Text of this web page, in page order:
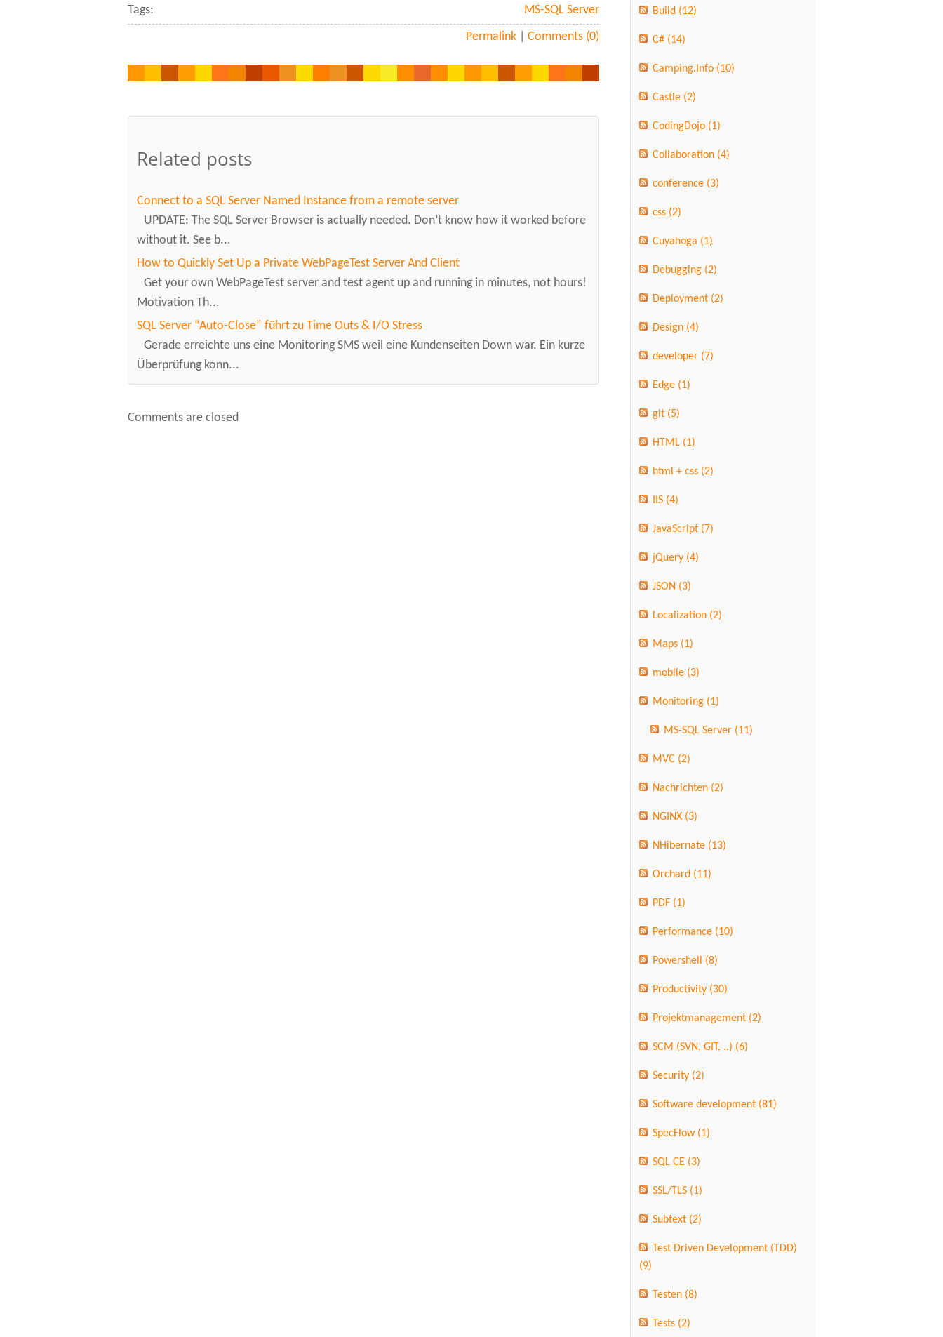
Tags: MS-SQL Server
Permalink |Comments (0)
Related posts
Connect to a SQL Server Named Instance from a remote server
UPDATE: The SQL Server Browser is actually needed. Don’t know how it worked before
without it. See b...
How to Quickly Set Up a Private WebPageTest Server And Client
Get your own WebPageTest server and test agent up and running in minutes, not hours!
Motivation Th...
SQL Server “Auto-Close” führt zu Time Outs & I/O Stress
Gerade erreichte uns eine Monitoring SMS weil eine Kundenseiten Down war. Ein kurze
Überprüfung konn...
Comments are closed
Build (12)
C# (14)
Camping.Info (10)
Castle (2)
CodingDojo (1)
Collaboration (4)
conference (3)
css (2)
Cuyahoga (1)
Debugging (2)
Deployment (2)
Design (4)
developer (7)
Edge (1)
git (5)
HTML (1)
html + css (2)
IIS (4)
JavaScript (7)
jQuery (4)
JSON (3)
Localization (2)
Maps (1)
mobile (3)
Monitoring (1)
MS-SQL Server (11)
MVC (2)
Nachrichten (2)
NGINX (3)
NHibernate (13)
Orchard (11)
PDF (1)
Performance (10)
Powershell (8)
Productivity (30)
Projektmanagement (2)
SCM (SVN, GIT, ..) (6)
Security (2)
Software development (81)
SpecFlow (1)
SQL CE (3)
SSL/TLS (1)
Subtext (2)
Test Driven Development (TDD)
(9)
Testen (8)
Tests (2)